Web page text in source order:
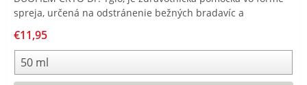
spreja, určená na odstránenie bežných bradavíc a
€11,95